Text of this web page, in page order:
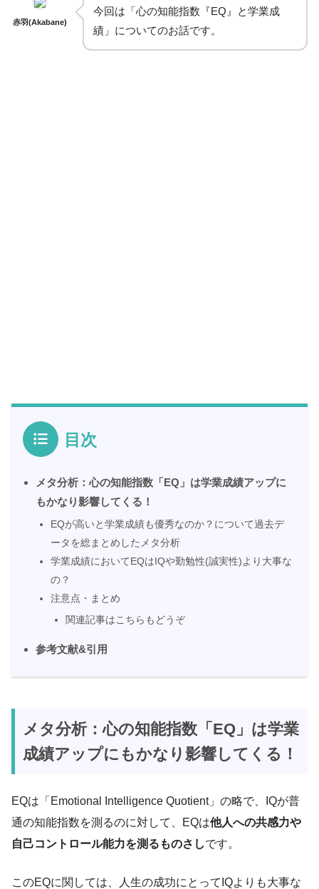
赤羽(Akabane)
今回は「心の知能指数『EQ』と学業成
績」についてのお話です。
目次
メタ分析：心の知能指数「EQ」は学業成績アップに
もかなり影響してくる！
EQが高いと学業成績も優秀なのか？について過去デ
ータを総まとめしたメタ分析
学業成績においてEQはIQや勤勉性(誠実性)より大事な
の？
注意点・まとめ
関連記事はこちらもどうぞ
参考文献&引用
メタ分析：心の知能指数「EQ」は学業
成績アップにもかなり影響してくる！
EQは「Emotional Intelligence Quotient」の略で、IQが普
通の知能指数を測るのに対して、EQは他人への共感力や
自己コントロール能力を測るものさしです。
このEQに関しては、人生の成功にとってIQよりも大事な